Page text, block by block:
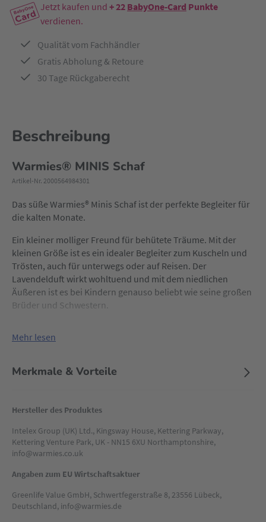
Jetzt kaufen und + 22 BabyOne-Card Punkte
verdienen.
Qualität vom Fachhändler
Gratis Abholung & Retoure
30 Tage Rückgaberecht
Beschreibung
Warmies® MINIS Schaf
Artikel-Nr. 2000564984301
Das süße Warmies® Minis Schaf ist der perfekte Begleiter für
die kalten Monate.
Ein kleiner molliger Freund für behütete Träume. Mit der
kleinen Größe ist es ein idealer Begleiter zum Kuscheln und
Trösten, auch für unterwegs oder auf Reisen. Der
Lavendelduft wirkt wohltuend und mit dem niedlichen
Äußeren ist es bei Kindern genauso beliebt wie seine großen
Brüder und Schwestern.
Mehr lesen
Merkmale & Vorteile
Hersteller des Produktes
Intelex Group (UK) Ltd., Kingsway House, Kettering Parkway,
Kettering Venture Park, UK - NN15 6XU Northamptonshire,
info@warmies.co.uk
Angaben zum EU Wirtschaftsaktuer
Greenlife Value GmbH, Schwertfegerstraße 8, 23556 Lübeck,
Deutschland, info@warmies.de